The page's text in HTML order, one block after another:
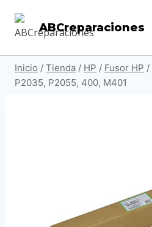
ABCreparaciones
Inicio / Tienda / HP / Fusor HP /
P2035, P2055, 400, M401